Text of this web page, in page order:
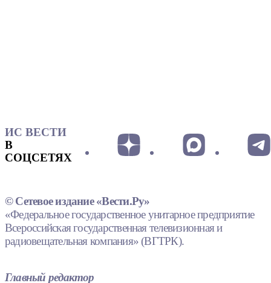
ИС ВЕСТИ
В
СОЦСЕТЯХ
© Сетевое издание «Вести.Ру»
«Федеральное государственное унитарное предприятие
Всероссийская государственная телевизионная и
радиовещательная компания» (ВГТРК).
Главный редактор